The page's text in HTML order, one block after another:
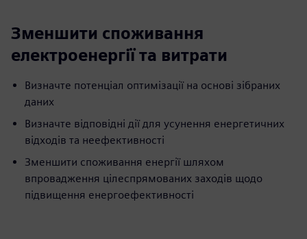
Зменшити споживання
електроенергії та витрати
Визначте потенціал оптимізації на основі зібраних
даних
Визначте відповідні дії для усунення енергетичних
відходів та неефективності
Зменшити споживання енергії шляхом
впровадження цілеспрямованих заходів щодо
підвищення енергоефективності